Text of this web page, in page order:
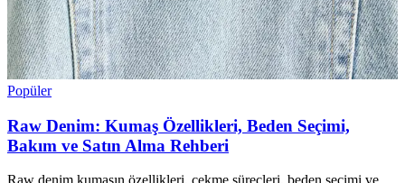
Popüler
Raw Denim: Kumaş Özellikleri, Beden Seçimi,
Bakım ve Satın Alma Rehberi